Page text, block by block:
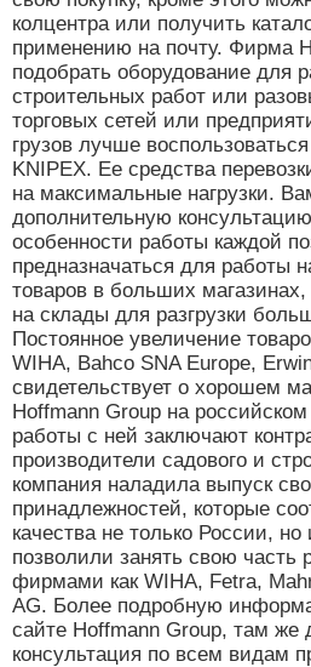
колцентра или получить
применению на почту. Фирма
подобрать оборудование для
строительных работ или
торговых сетей или
грузов лучше
KNIPEX. Ее средства
на максимальные нагрузки.
дополнительную
особенности работы каждой
предназначаться для работы
товаров в больших
на склады для разгрузки
Постоянное увеличение
WIHA, Bahco SNA Europe,
свидетельствует о хорошем
Hoffmann Group на
работы с ней заключают
производители садового и
компания наладила выпуск
принадлежностей, которые
качества не только России,
позволили занять свою
фирмами как WIHA, Fetra,
AG. Более подробную
сайте Hoffmann Group, там же
консультация по всем видам